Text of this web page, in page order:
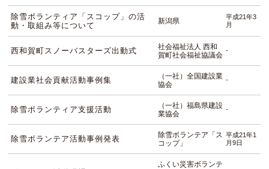
除雪ボランティア「スコップ」の活
動・取組み等について
新潟県
平成21年3
月
西和賀町スノーバスターズ出動式
社会福祉法人 西和
賀町社会福祉協議会
-
建設業社会貢献活動事例集
（一社）全国建設業
協会
-
除雪ボランティア支援活動
（一社）福島県建設
業協会
-
除雪ボランテア活動事例発表
除雪ボランテア「ス
コップ」
平成21年1
月9日
ふくい災害ボランテ